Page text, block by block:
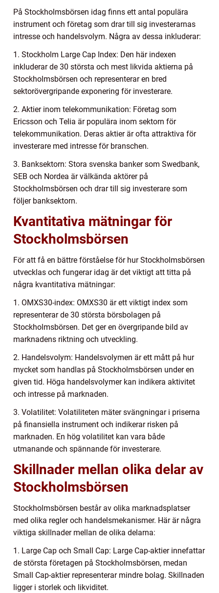
På Stockholmsbörsen idag finns ett antal populära
instrument och företag som drar till sig investerarnas
intresse och handelsvolym. Några av dessa inkluderar:
1. Stockholm Large Cap Index: Den här indexen
inkluderar de 30 största och mest likvida aktierna på
Stockholmsbörsen och representerar en bred
sektorövergripande exponering för investerare.
2. Aktier inom telekommunikation: Företag som
Ericsson och Telia är populära inom sektorn för
telekommunikation. Deras aktier är ofta attraktiva för
investerare med intresse för branschen.
3. Banksektorn: Stora svenska banker som Swedbank,
SEB och Nordea är välkända aktörer på
Stockholmsbörsen och drar till sig investerare som
följer banksektorn.
Kvantitativa mätningar för
Stockholmsbörsen
För att få en bättre förståelse för hur Stockholmsbörsen
utvecklas och fungerar idag är det viktigt att titta på
några kvantitativa mätningar:
1. OMXS30-index: OMXS30 är ett viktigt index som
representerar de 30 största börsbolagen på
Stockholmsbörsen. Det ger en övergripande bild av
marknadens riktning och utveckling.
2. Handelsvolym: Handelsvolymen är ett mått på hur
mycket som handlas på Stockholmsbörsen under en
given tid. Höga handelsvolymer kan indikera aktivitet
och intresse på marknaden.
3. Volatilitet: Volatiliteten mäter svängningar i priserna
på finansiella instrument och indikerar risken på
marknaden. En hög volatilitet kan vara både
utmanande och spännande för investerare.
Skillnader mellan olika delar av
Stockholmsbörsen
Stockholmsbörsen består av olika marknadsplatser
med olika regler och handelsmekanismer. Här är några
viktiga skillnader mellan de olika delarna:
1. Large Cap och Small Cap: Large Cap-aktier innefattar
de största företagen på Stockholmsbörsen, medan
Small Cap-aktier representerar mindre bolag. Skillnaden
ligger i storlek och likviditet.